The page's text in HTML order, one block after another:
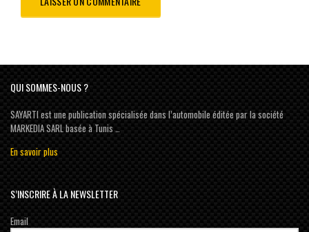
QUI SOMMES-NOUS ?
SAYARTI est une publication spécialisée dans l’automobile éditée par la société
MARKEDIA SARL basée à Tunis …
En savoir plus
S’INSCRIRE À LA NEWSLETTER
Email